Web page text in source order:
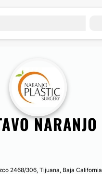
NARANJO
2468/306, Tijuana, Baja California